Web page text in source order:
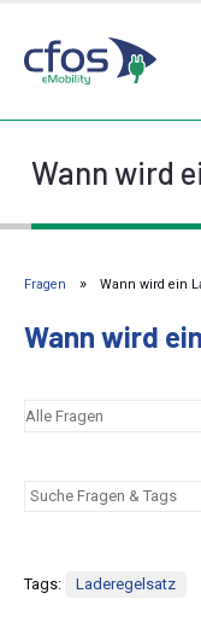
Wann wird
Fragen Wann wird ein
Wann wird
Tags: Laderegelsatz